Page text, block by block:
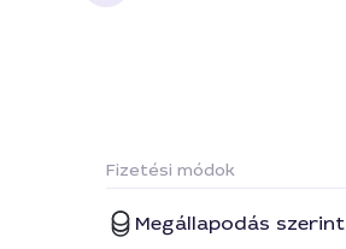
Fizetési módok
Megállapodás szerint